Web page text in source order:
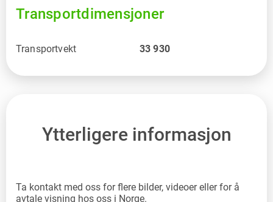
Transportdimensjoner
Transportvekt 33 930
Ytterligere informasjon
Ta kontakt med oss for flere bilder, videoer eller for å
avtale visning hos oss i Norge.